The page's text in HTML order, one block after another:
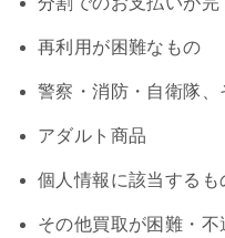
再利用が困難なもの
警察・消防・自衛隊
アダルト商品
個人情報に該当するも
その他買取が困難・